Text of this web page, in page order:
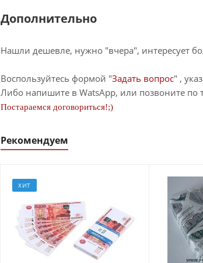
Дополнительно
Нашли дешевле, нужно "вчера", интересует
Воспользуйтесь формой "Задать вопрос" ,
Либо напишите в WatsApp, или позвоните
Постараемся договориться!;)
Рекомендуем
ХИТ